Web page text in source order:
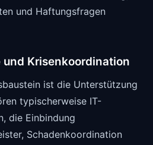
und Haftungsfragen
und Krisenkoordination
ist die Unterstützung
typischerweise IT-
die Einbindung
Schadenkoordination